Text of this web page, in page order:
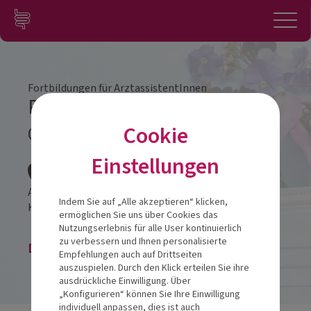
Zum Inhalt springen
Konto
Fortbildungen für ArztassistentInnen
Probiotika Update
09.05.2026
At the Park Hotel
Kaiser Franz-Ring 52500Baden
Die Veranstaltung ist beendet.
Cookie
Einstellungen
Indem Sie auf „Alle akzeptieren“ klicken,
ermöglichen Sie uns über Cookies das
Nutzungserlebnis für alle User kontinuierlich
zu verbessern und Ihnen personalisierte
Empfehlungen auch auf Drittseiten
auszuspielen. Durch den Klick erteilen Sie ihre
ausdrückliche Einwilligung. Über
„Konfigurieren“ können Sie Ihre Einwilligung
individuell anpassen, dies ist auch